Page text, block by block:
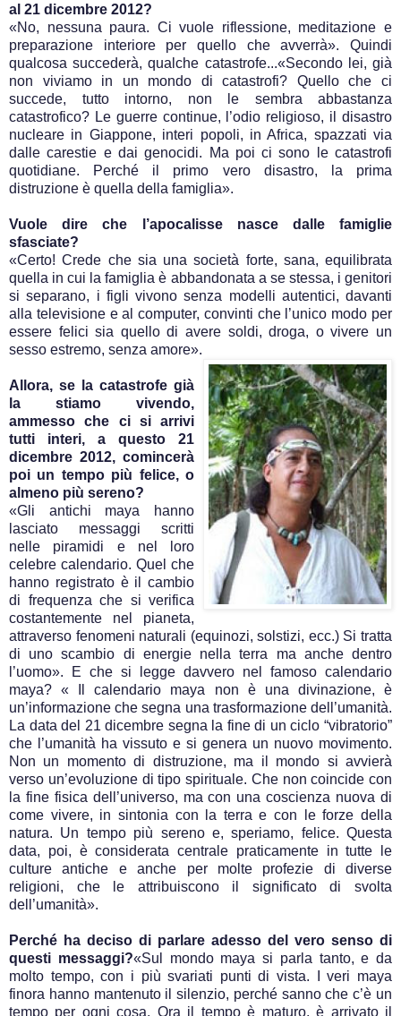
al 21 dicembre 2012?
«No, nessuna paura. Ci vuole riflessione, meditazione e
preparazione interiore per quello che avverrà». Quindi
qualcosa succederà, qualche catastrofe...«Secondo lei, già
non viviamo in un mondo di catastrofi? Quello che ci
succede, tutto intorno, non le sembra abbastanza
catastrofico? Le guerre continue, l’odio religioso, il disastro
nucleare in Giappone, interi popoli, in Africa, spazzati via
dalle carestie e dai genocidi. Ma poi ci sono le catastrofi
quotidiane. Perché il primo vero disastro, la prima
distruzione è quella della famiglia».
Vuole dire che l’apocalisse nasce dalle famiglie
sfasciate?
«Certo! Crede che sia una società forte, sana, equilibrata
quella in cui la famiglia è abbandonata a se stessa, i genitori
si separano, i figli vivono senza modelli autentici, davanti
alla televisione e al computer, convinti che l’unico modo per
essere felici sia quello di avere soldi, droga, o vivere un
sesso estremo, senza amore».
Allora, se la catastrofe già
la stiamo vivendo,
ammesso che ci si arrivi
tutti interi, a questo 21
dicembre 2012, comincerà
poi un tempo più felice, o
almeno più sereno?
«Gli antichi maya hanno
lasciato messaggi scritti
nelle piramidi e nel loro
celebre calendario. Quel che
hanno registrato è il cambio
di frequenza che si verifica
costantemente nel pianeta,
attraverso fenomeni naturali (equinozi, solstizi, ecc.) Si tratta
di uno scambio di energie nella terra ma anche dentro
l’uomo». E che si legge davvero nel famoso calendario
maya? « Il calendario maya non è una divinazione, è
un’informazione che segna una trasformazione dell’umanità.
La data del 21 dicembre segna la fine di un ciclo “vibratorio”
che l’umanità ha vissuto e si genera un nuovo movimento.
Non un momento di distruzione, ma il mondo si avvierà
verso un’evoluzione di tipo spirituale. Che non coincide con
la fine fisica dell’universo, ma con una coscienza nuova di
come vivere, in sintonia con la terra e con le forze della
natura. Un tempo più sereno e, speriamo, felice. Questa
data, poi, è considerata centrale praticamente in tutte le
culture antiche e anche per molte profezie di diverse
religioni, che le attribuiscono il significato di svolta
dell’umanità».
Perché ha deciso di parlare adesso del vero senso di
questi messaggi?«Sul mondo maya si parla tanto, e da
molto tempo, con i più svariati punti di vista. I veri maya
finora hanno mantenuto il silenzio, perché sanno che c’è un
tempo per ogni cosa. Ora il tempo è maturo, è arrivato il